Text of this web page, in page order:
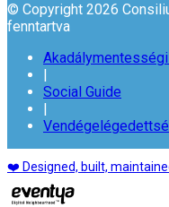
© Copyright 2026
fenntartva
Social Guide
❤️ Designed, built,